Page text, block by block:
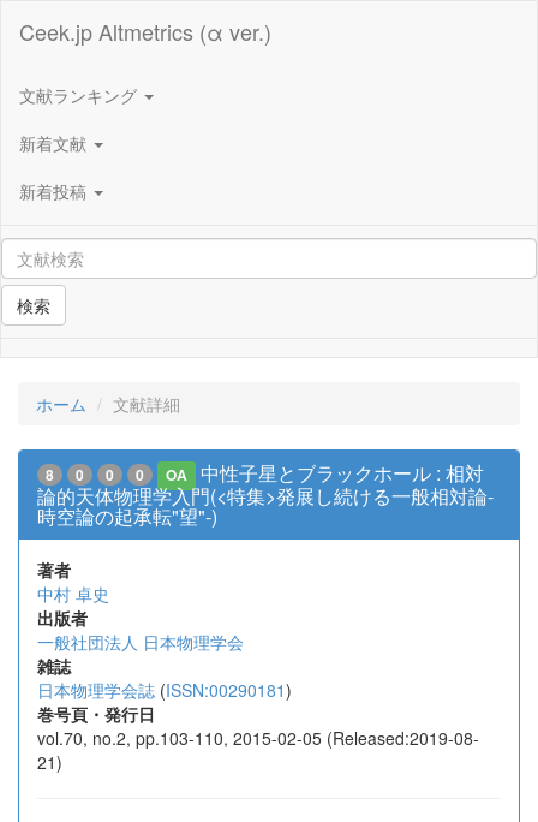
Ceek.jp Altmetrics (α ver.)
文献ランキング
新着文献
新着投稿
検索
ホーム 文献詳細
8 0 0 0 OA
中性子星とブラックホール : 相対
論的天体物理学入門(<特集>発展し続ける一般相対論-
時空論の起承転"望"-)
著者
中村 卓史
出版者
一般社団法人 日本物理学会
雑誌
日本物理学会誌 (ISSN:00290181)
巻号頁・発行日
vol.70, no.2, pp.103-110, 2015-02-05 (Released:2019-08-
21)